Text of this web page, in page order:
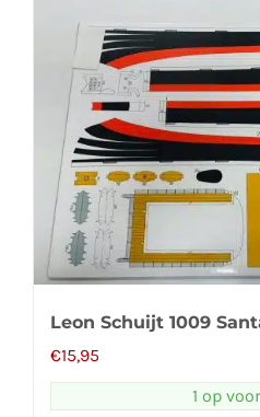
Leon Schuijt 1009
€15,95
1 op